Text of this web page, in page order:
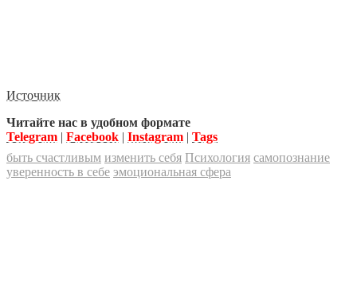
Источник
Читайте нас в удобном формате
Telegram | Facebook | Instagram | Tags
быть счастливым изменить себя Психология самопознание
уверенность в себе эмоциональная сфера